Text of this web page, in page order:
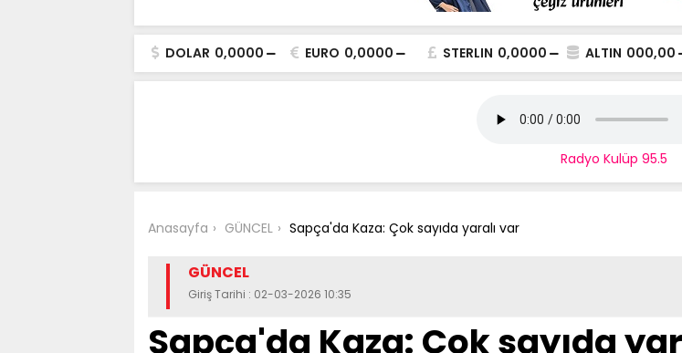
DOLAR 0,0000 EURO 0,0000 STERLIN 0,0000 ALTIN 000,00
Radyo Kulüp 95.5
Anasayfa GÜNCEL Sapça'da Kaza: Çok sayıda yaralı var
GÜNCEL
Giriş Tarihi : 02-03-2026 10:35
Sapça'da Kaza: Çok sayıda